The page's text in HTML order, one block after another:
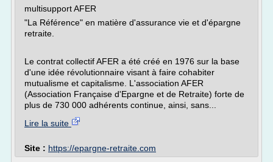
multisupport AFER
"La Référence" en matière d'assurance vie et d'épargne
retraite.
Le contrat collectif AFER a été créé en 1976 sur la base
d'une idée révolutionnaire visant à faire cohabiter
mutualisme et capitalisme. L'association AFER
(Association Française d'Epargne et de Retraite) forte de
plus de 730 000 adhérents continue, ainsi, sans...
Lire la suite
Site : https://epargne-retraite.com